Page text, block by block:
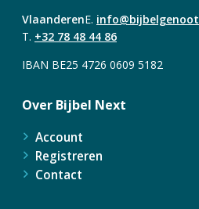
VlaanderenE.
T. +32 78 48 44 86
IBAN BE25 4726 0609 5182
Over Bijbel Next
Account
Registreren
Contact